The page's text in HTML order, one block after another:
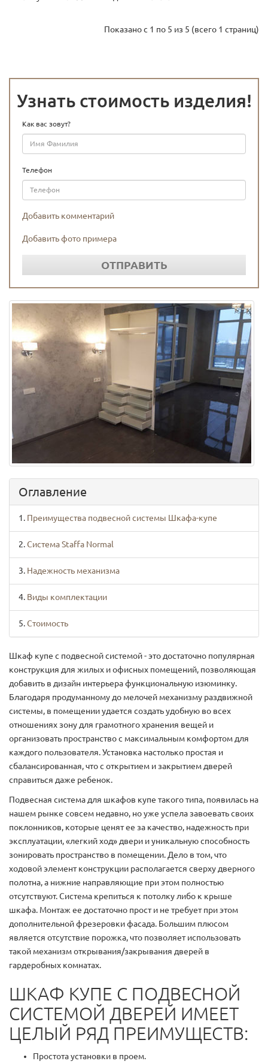
Показано с 1 по 5 из 5 (всего 1 страниц)
Узнать стоимость изделия!
Как вас зовут?
Телефон
Добавить комментарий
Добавить фото примера
ОТПРАВИТЬ
Оглавление
Преимущества подвесной системы Шкафа-купе
Система Staffa Normal
Надежность механизма
Виды комплектации
Стоимость
Шкаф купе с подвесной системой - это достаточно популярная
конструкция для жилых и офисных помещений, позволяющая
добавить в дизайн интерьера функциональную изюминку.
Благодаря продуманному до мелочей механизму раздвижной
системы, в помещении удается создать удобную во всех
отношениях зону для грамотного хранения вещей и
организовать пространство с максимальным комфортом для
каждого пользователя. Установка настолько простая и
сбалансированная, что с открытием и закрытием дверей
справиться даже ребенок.
Подвесная система для шкафов купе такого типа, появилась на
нашем рынке совсем недавно, но уже успела завоевать своих
поклонников, которые ценят ее за качество, надежность при
эксплуатации, «легкий ход» двери и уникальную способность
зонировать пространство в помещении. Дело в том, что
ходовой элемент конструкции располагается сверху дверного
полотна, а нижние направляющие при этом полностью
отсутствуют. Система крепиться к потолку либо к крыше
шкафа. Монтаж ее достаточно прост и не требует при этом
дополнительной фрезеровки фасада. Большим плюсом
является отсутствие порожка, что позволяет использовать
такой механизм открывания/закрывания дверей в
гардеробных комнатах.
ШКАФ КУПЕ С ПОДВЕСНОЙ
СИСТЕМОЙ ДВЕРЕЙ ИМЕЕТ
ЦЕЛЫЙ РЯД ПРЕИМУЩЕСТВ:
Простота установки в проем.